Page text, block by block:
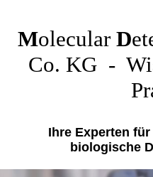
Molecular D
Co. KG -
Ihre Experten
biologische